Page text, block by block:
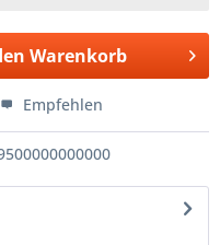
Warenkorb
Empfehlen